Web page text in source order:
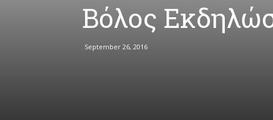
Βόλος
September 26, 2016